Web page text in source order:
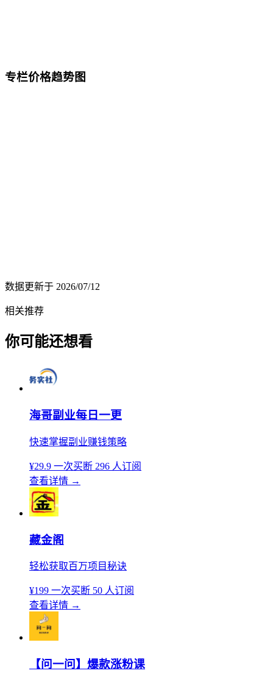
专栏价格趋势图
数据更新于 2026/07/12
相关推荐
你可能还想看
海哥副业每日一更
快速掌握副业赚钱策略
¥29.9 一次买断 296 人订阅
查看详情 →
藏金阁
轻松获取百万项目秘诀
¥199 一次买断 50 人订阅
查看详情 →
【问一问】爆款涨粉课